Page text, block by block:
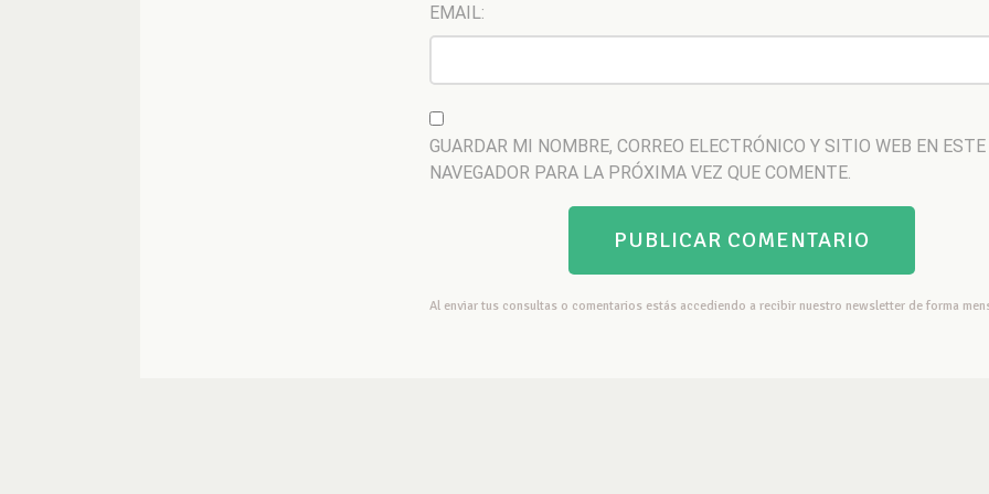
EMAIL:
GUARDAR MI NOMBRE, CORREO ELECTRÓNICO Y SITIO WEB EN ESTE
NAVEGADOR PARA LA PRÓXIMA VEZ QUE COMENTE.
Al enviar tus consultas o comentarios estás accediendo a recibir nuestro newsletter de forma